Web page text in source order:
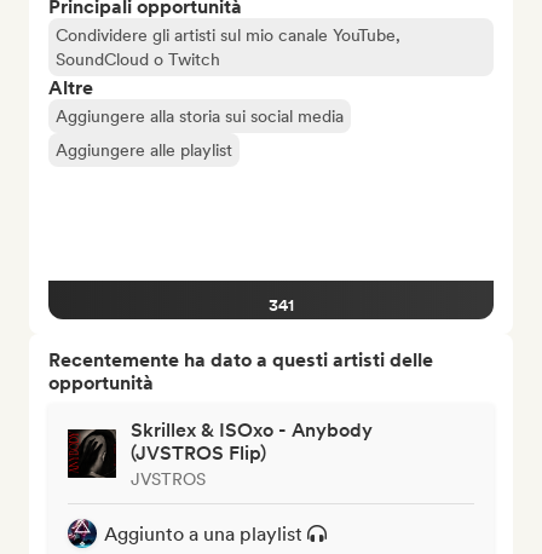
Principali opportunità
Condividere gli artisti sul mio canale YouTube,
SoundCloud o Twitch
Altre
Aggiungere alla storia sui social media
Aggiungere alle playlist
341
Recentemente ha dato a questi artisti delle
opportunità
Skrillex & ISOxo - Anybody
(JVSTROS Flip)
JVSTROS
Aggiunto a una playlist